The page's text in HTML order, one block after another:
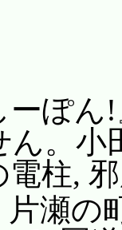
ーぽ
。小
柱,
瀬の